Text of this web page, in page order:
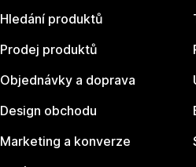
Hledání produktů
Prodej produktů
Objednávky a doprava
Design obchodu
Marketing a konverze